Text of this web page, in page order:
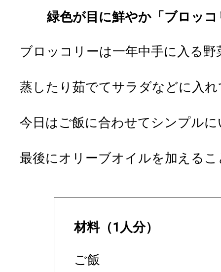
緑色が目に鮮やか「ブロッ
ブロッコリーは一年中手に入る野
蒸したり茹でてサラダなどに入
今日はご飯に合わせてシンプル
最後にオリーブオイルを加える
材料（1人分）
ご飯